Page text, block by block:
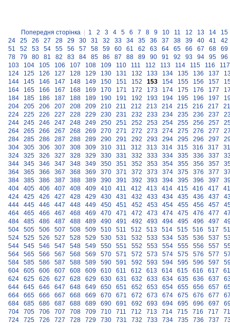
Попередня сторінка 1 2 3 4 5 6 7 8 9 10 11 12 13 14
15
24
25 26 27 28 29 30 31 32 33 34 35 36 37 38 39 40 41
42
51
52 53 54 55 56 57 58 59 60 61 62 63 64 65 66 67 68
69
78
79 80 81 82 83 84 85 86 87 88 89 90 91 92 93 94 95
96
103
104 105 106 107 108 109 110 111 112 113 114 115 116
117
124
125 126 127 128 129 130 131 132 133 134 135 136 137
144
145 146 147 148 149 150 151 152 153 154 155 156 157
164
165 166 167 168 169 170 171 172 173 174 175 176 177
184
185 186 187 188 189 190 191 192 193 194 195 196 197
204
205 206 207 208 209 210 211 212 213 214 215 216 217
224
225 226 227 228 229 230 231 232 233 234 235 236 237
244
245 246 247 248 249 250 251 252 253 254 255 256 257
264
265 266 267 268 269 270 271 272 273 274 275 276 277
284
285 286 287 288 289 290 291 292 293 294 295 296 297
304
305 306 307 308 309 310 311 312 313 314 315 316 317
324
325 326 327 328 329 330 331 332 333 334 335 336 337
344
345 346 347 348 349 350 351 352 353 354 355 356 357
364
365 366 367 368 369 370 371 372 373 374 375 376 377
384
385 386 387 388 389 390 391 392 393 394 395 396 397
404
405 406 407 408 409 410 411 412 413 414 415 416 417
424
425 426 427 428 429 430 431 432 433 434 435 436 437
444
445 446 447 448 449 450 451 452 453 454 455 456 457
464
465 466 467 468 469 470 471 472 473 474 475 476 477
484
485 486 487 488 489 490 491 492 493 494 495 496 497
504
505 506 507 508 509 510 511 512 513 514 515 516 517
524
525 526 527 528 529 530 531 532 533 534 535 536 537
544
545 546 547 548 549 550 551 552 553 554 555 556 557
564
565 566 567 568 569 570 571 572 573 574 575 576 577
584
585 586 587 588 589 590 591 592 593 594 595 596 597
604
605 606 607 608 609 610 611 612 613 614 615 616 617
624
625 626 627 628 629 630 631 632 633 634 635 636 637
644
645 646 647 648 649 650 651 652 653 654 655 656 657
664
665 666 667 668 669 670 671 672 673 674 675 676 677
684
685 686 687 688 689 690 691 692 693 694 695 696 697
704
705 706 707 708 709 710 711 712 713 714 715 716 717
724
725 726 727 728 729 730 731 732 733 734 735 736 737